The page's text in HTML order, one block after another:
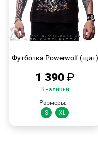
Футболка Powerwolf (щит)
1 390 ₽
В наличии
Размеры:
S
XL